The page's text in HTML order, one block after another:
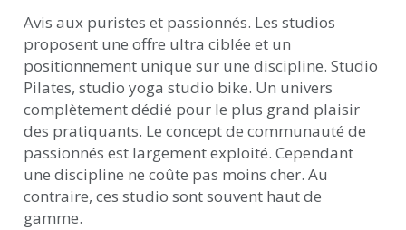
Avis aux puristes et passionnés. Les studios
proposent une offre ultra ciblée et un
positionnement unique sur une discipline. Studio
Pilates, studio yoga studio bike. Un univers
complètement dédié pour le plus grand plaisir
des pratiquants. Le concept de communauté de
passionnés est largement exploité. Cependant
une discipline ne coûte pas moins cher. Au
contraire, ces studio sont souvent haut de
gamme.